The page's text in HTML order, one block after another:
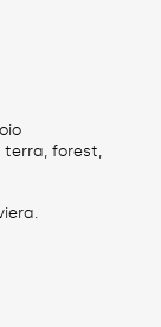
forest,